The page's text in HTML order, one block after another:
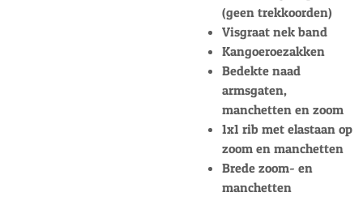
(geen trekkoorden)
Visgraat nek band
Kangoeroezakken
Bedekte naad
armsgaten,
manchetten en zoom
1x1 rib met elastaan op
zoom en manchetten
Brede zoom- en
manchetten